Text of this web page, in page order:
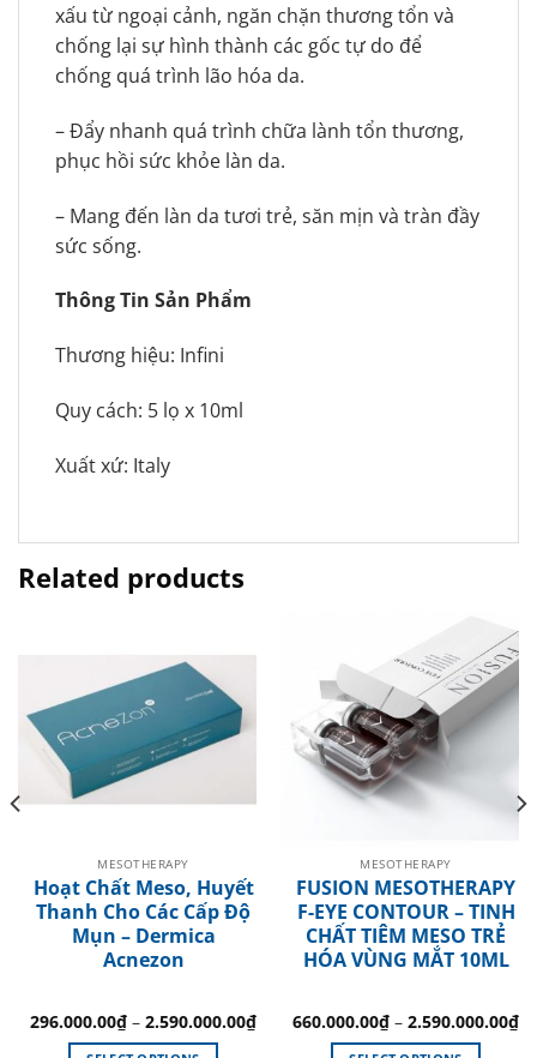
xấu từ ngoại cảnh, ngăn chặn thương tổn và
chống lại sự hình thành các gốc tự do để
chống quá trình lão hóa da.
– Đẩy nhanh quá trình chữa lành tổn thương,
phục hồi sức khỏe làn da.
– Mang đến làn da tươi trẻ, săn mịn và tràn đầy
sức sống.
Thông Tin Sản Phẩm
Thương hiệu: Infini
Quy cách: 5 lọ x 10ml
Xuất xứ: Italy
Related products
MESOTHERAPY
Hoạt Chất Meso, Huyết
Thanh Cho Các Cấp Độ
Mụn – Dermica
Acnezon
296.000.00₫ – 2.590.000.00₫
MESOTHERAPY
FUSION MESOTHERAPY
F-EYE CONTOUR – TINH
CHẤT TIÊM MESO TRẺ
HÓA VÙNG MẮT 10ML
660.000.00₫ – 2.590.000.00₫